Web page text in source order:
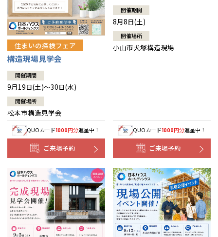
住まいの探検フェア
構造現場見学会
開催期間
9月19日(土)～30日(水)
開催場所
松本市構造見学会
QUOカード1000円分進呈中！
ご来場予約
開催期間
8月8日(土)
開催場所
小山市犬塚構造現場
QUOカード1000円分進呈中！
ご来場予約